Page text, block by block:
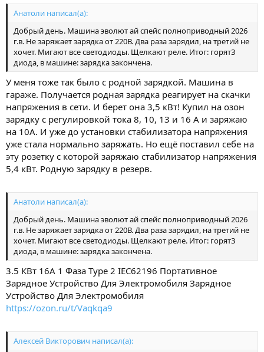
Анатоли написал(а):
Добрый день. Машина эволют ай спейс полноприводный 2026
г.в. Не заряжает зарядка от 220В. Два раза зарядил, на третий не
хочет. Мигают все светодиоды. Щелкают реле. Итог: горят3
диода, в машине: зарядка закончена.
У меня тоже так было с родной зарядкой. Машина в
гараже. Получается родная зарядка реагирует на скачки
напряжения в сети. И берет она 3,5 кВт! Купил на озон
зарядку с регулировкой тока 8, 10, 13 и 16 А и заряжаю
на 10А. И уже до установки стабилизатора напряжения
уже стала нормально заряжать. Но ещё поставил себе на
эту розетку с которой заряжаю стабилизатор напряжения
5,4 кВт. Родную зарядку в резерв.
Анатоли написал(а):
Добрый день. Машина эволют ай спейс полноприводный 2026
г.в. Не заряжает зарядка от 220В. Два раза зарядил, на третий не
хочет. Мигают все светодиоды. Щелкают реле. Итог: горят3
диода, в машине: зарядка закончена.
3.5 КВт 16А 1 Фаза Type 2 IEC62196 Портативное
Зарядное Устройство Для Электромобиля Зарядное
Устройство Для Электромобиля
https://ozon.ru/t/Vaqkqa9
Алексей Викторович написал(а):